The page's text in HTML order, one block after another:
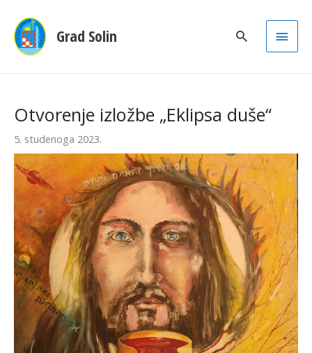
Grad Solin
Main
Otvorenje izložbe „Eklipsa duše“
5. studenoga 2023.